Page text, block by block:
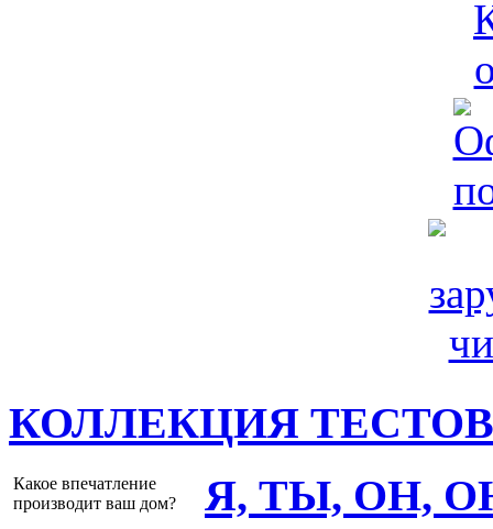
КОЛЛЕКЦИЯ ТЕСТОВ
Какое впечатление
производит ваш дом?
Я, ТЫ, ОН,